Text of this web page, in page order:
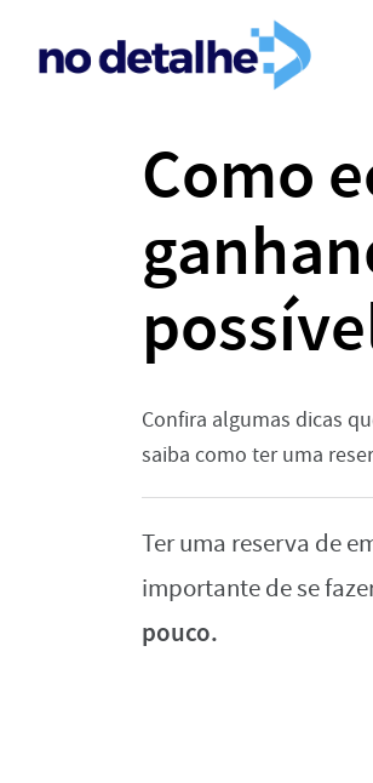
Como
Confira algumas dicas
saiba como ter uma
Ter uma reserva de
importante de se
pouco.